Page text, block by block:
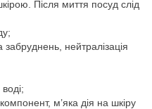
Після миття посуд слід
нейтралізація
м’яка дія на шкіру